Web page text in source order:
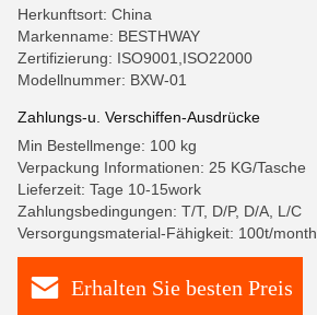
Herkunftsort: China
Markenname: BESTHWAY
Zertifizierung: ISO9001,ISO22000
Modellnummer: BXW-01
Zahlungs-u. Verschiffen-Ausdrücke
Min Bestellmenge: 100 kg
Verpackung Informationen: 25 KG/Tasche
Lieferzeit: Tage 10-15work
Zahlungsbedingungen: T/T, D/P, D/A, L/C
Versorgungsmaterial-Fähigkeit: 100t/month
Erhalten Sie besten Preis